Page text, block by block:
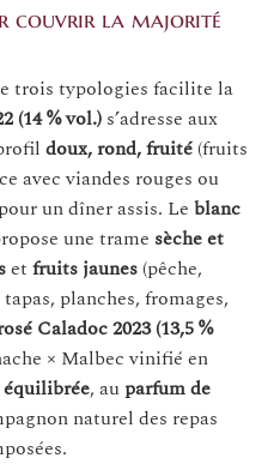
couvrir la majorité
trois typologies facilite la
(14 % vol.) s’adresse aux
doux, rond, fruité (fruits
avec viandes rouges ou
un dîner assis. Le blanc
une trame sèche et
et fruits jaunes (pêche,
planches, fromages,
Caladoc 2023 (13,5 %
× Malbec vinifié en
, au parfum de
naturel des repas